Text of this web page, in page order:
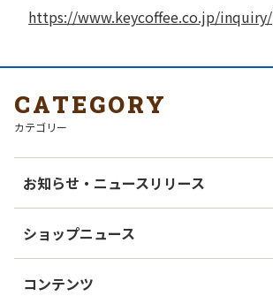
https://www.keycoffee.co.jp/inquiry/
CATEGORY
カテゴリー
お知らせ・ニュースリリース
ショップニュース
コンテンツ